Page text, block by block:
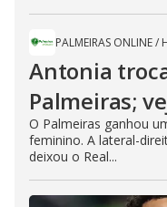
PALMEIRAS ONLINE/
Antonia
Palmeiras;
O Palmeiras ganhou
feminino. A lateral-
deixou o Real...